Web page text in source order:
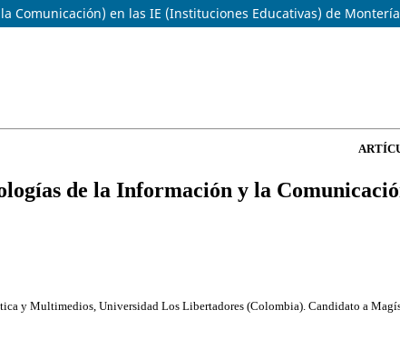
Comunicación) en las IE (Instituciones Educativas) de Montería